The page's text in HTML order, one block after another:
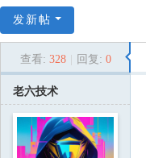
1
发新帖
查看: 328 回复: 0
老六技术